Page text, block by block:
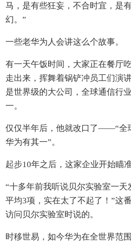
马，是有些狂妄，不合时宜，是
幻。”
一些老华为人会讲这么个故事。
有一天午饭时间，大家正在餐厅
走出来，挥舞着锅铲冲员工们
是世界级的大公司，全球通信行
一。
仅仅半年后，他就改口了——“全
华为有其一”。
起步10年之后，这家企业开始瞄准
“十多年前我听说贝尔实验室一
平均3项，实在太了不起了！”这
访问贝尔实验室时说的。
时移世易，如今华为在全世界范